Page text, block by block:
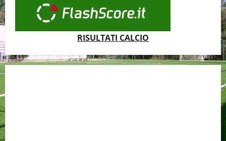
RISULTATI CALCIO